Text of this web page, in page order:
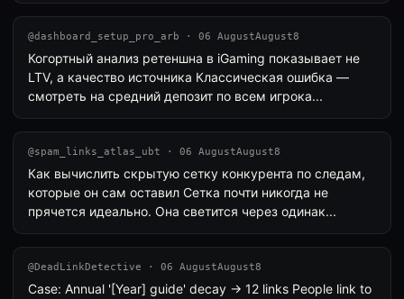
@dashboard_setup_pro_arb · 06 AugustAugust8
Когортный анализ ретеншна в iGaming показывает не
LTV, а качество источника Классическая ошибка —
смотреть на средний депозит по всем игрока...
@spam_links_atlas_ubt · 06 AugustAugust8
Как вычислить скрытую сетку конкурента по следам,
которые он сам оставил Сетка почти никогда не
прячется идеально. Она светится через одинак...
@DeadLinkDetective · 06 AugustAugust8
Case: Annual '[Year] guide' decay → 12 links People link to